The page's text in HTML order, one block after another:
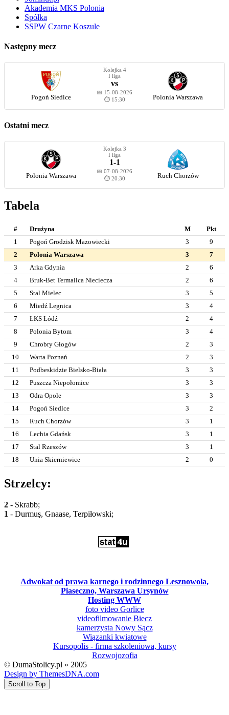
Akademia MKS Polonia
Spółka
SSPW Czarne Koszule
Następny mecz
Pogoń Siedlce
Kolejka 4
I liga
vs
📅 15-08-2026
⏱️ 15:30
Polonia Warszawa
Ostatni mecz
Polonia Warszawa
Kolejka 3
I liga
1-1
📅 07-08-2026
⏱️ 20:30
Ruch Chorzów
Tabela
# Drużyna M
Pkt
1
Pogoń Grodzisk Mazowiecki 3
9
2
Polonia Warszawa 3
7
3
Arka Gdynia 2
6
4
Bruk-Bet Termalica Nieciecza 2
6
5
Stal Mielec 3
5
6
Miedź Legnica 3
4
7
ŁKS Łódź 2
4
8
Polonia Bytom 3
4
9
Chrobry Głogów 2
3
10
Warta Poznań 2
3
11
Podbeskidzie Bielsko-Biała 3
3
12
Puszcza Niepołomice 3
3
13
Odra Opole 3
3
14
Pogoń Siedlce 3
2
15
Ruch Chorzów 3
1
16
Lechia Gdańsk 3
1
17
Stal Rzeszów 3
1
18
Unia Skierniewice 2 0
Strzelcy:
2 - Skrabb;
1 - Durmuş, Gnaase, Terpiłowski;
Adwokat od prawa karnego i rodzinnego Lesznowola,
Piaseczno, Warszawa Ursynów
Hosting WWW
foto video Gorlice
videofilmowanie Biecz
kamerzysta Nowy Sącz
Wiązanki kwiatowe
Kursopolis - firma szkoleniowa, kursy
Rozwojozofia
© DumaStolicy.pl » 2005
Design by ThemesDNA.com
Scroll to Top